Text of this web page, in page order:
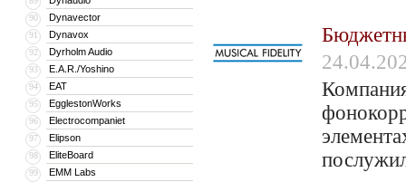
90 Dynavector
91 Dynavox
92 Dyrholm Audio
93 E.A.R./Yoshino
94 EAT
95 EgglestonWorks
96 Electrocompaniet
97 Elipson
98 EliteBoard
99 EMM Labs